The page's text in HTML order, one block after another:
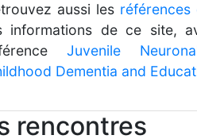
aussi les références
informations de ce site,
Juvenile
Dementia and
rencontres